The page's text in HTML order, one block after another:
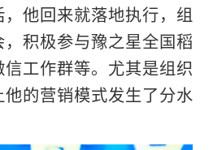
他回来就落地执行，组
积极参与豫之星全国稻
工作群等。尤其是组织
的营销模式发生了分水